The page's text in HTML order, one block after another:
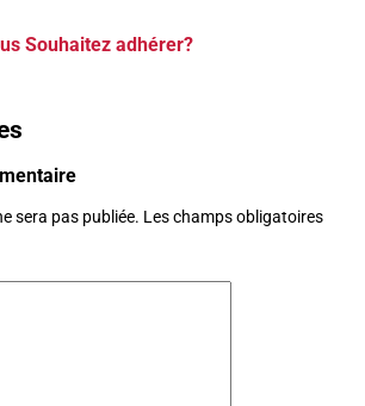
Souhaitez adhérer?
sera pas publiée. Les champs obligatoires